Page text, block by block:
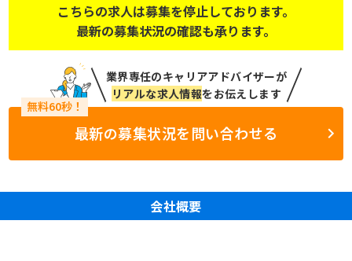
こちらの求人は募集を停止しております。
最新の募集状況の確認も承ります。
業界専任のキャリアアドバイザーが
リアルな求人情報をお伝えします
最新の募集状況を問い合わせる
会社概要